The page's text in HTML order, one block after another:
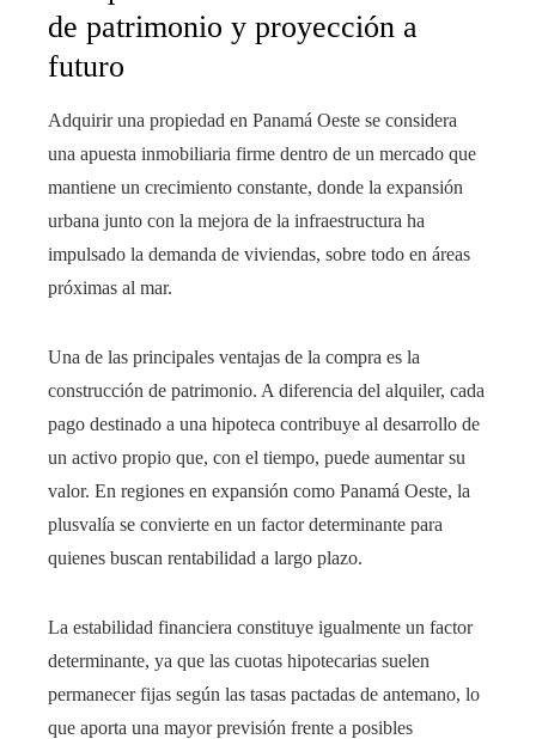
de patrimonio y proyección a
futuro
Adquirir una propiedad en Panamá Oeste se considera
una apuesta inmobiliaria firme dentro de un mercado que
mantiene un crecimiento constante, donde la expansión
urbana junto con la mejora de la infraestructura ha
impulsado la demanda de viviendas, sobre todo en áreas
próximas al mar.
Una de las principales ventajas de la compra es la
construcción de patrimonio. A diferencia del alquiler, cada
pago destinado a una hipoteca contribuye al desarrollo de
un activo propio que, con el tiempo, puede aumentar su
valor. En regiones en expansión como Panamá Oeste, la
plusvalía se convierte en un factor determinante para
quienes buscan rentabilidad a largo plazo.
La estabilidad financiera constituye igualmente un factor
determinante, ya que las cuotas hipotecarias suelen
permanecer fijas según las tasas pactadas de antemano, lo
que aporta una mayor previsión frente a posibles